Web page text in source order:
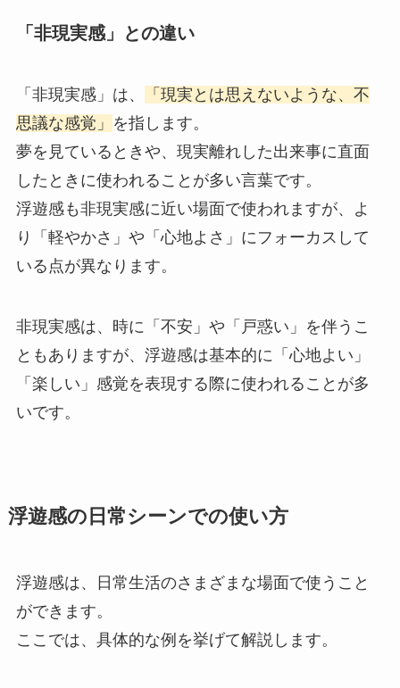
「非現実感」との違い
「非現実感」は、
「現実とは思えないような、不
思議な感覚」 を指します。
夢を見ているときや、現実離れした出来事に直面
したときに使われることが多い言葉です。
浮遊感も非現実感に近い場面で使われますが、よ
り「軽やかさ」や「心地よさ」にフォーカスして
いる点が異なります。
非現実感は、時に「不安」や「戸惑い」を伴うこ
ともありますが、浮遊感は基本的に「心地よい」
「楽しい」感覚を表現する際に使われることが多
いです。
浮遊感の日常シーンでの使い方
浮遊感は、日常生活のさまざまな場面で使うこと
ができます。
ここでは、具体的な例を挙げて解説します。